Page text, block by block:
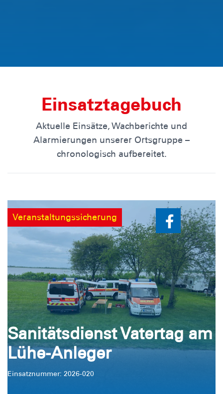
Einsatztagebuch
Aktuelle Einsätze, Wachberichte und
Alarmierungen unserer Ortsgruppe –
chronologisch aufbereitet.
Veranstaltungssicherung
Sanitätsdienst Vatertag am
Lühe-Anleger
Einsatznummer: 2026-020